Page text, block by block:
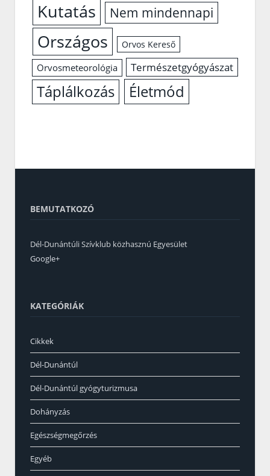
Kutatás Nem mindennapi
Országos Orvos Kereső
Orvosmeteorológia Természetgyógyászat
Táplálkozás Életmód
BEMUTATKOZÓ
Dél-Dunántúli Szívklub közhasznú Egyesület
Google+
KATEGÓRIÁK
Cikkek
Dél-Dunántúl
Dél-Dunántúl gyógyturizmusa
Dohányzás
Egészségmegőrzés
Egyéb